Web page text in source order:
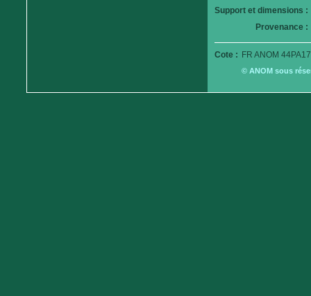
Support et dimensions :
Provenance :
Cote : FR ANOM
© ANOM sous